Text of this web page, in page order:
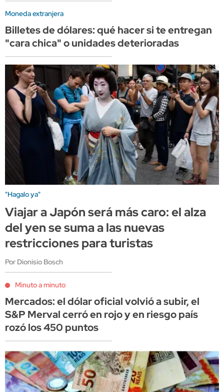
Moneda extranjera
Billetes de dólares: qué hacer si te entregan
"cara chica" o unidades deterioradas
"Hagalo ya"
Viajar a Japón será más caro: el alza
del yen se suma a las nuevas
restricciones para turistas
Por Dionisio Bosch
Minuto a minuto
Mercados: el dólar oficial volvió a subir, el
S&P Merval cerró en rojo y en riesgo país
rozó los 450 puntos